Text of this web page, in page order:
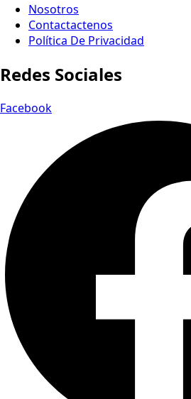
Nosotros
Contactactenos
Política De Privacidad
Redes Sociales
Facebook